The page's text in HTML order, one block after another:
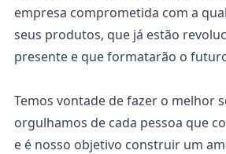
empresa comprometida com a
seus produtos, que já estão
presente e que formatarão o
Temos vontade de fazer o melhor
orgulhamos de cada pessoa que
e é nosso objetivo construir um